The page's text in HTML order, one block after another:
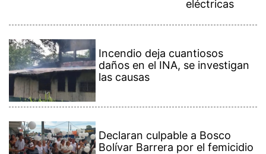
daños en el INA, se investigan
las causas
Bolívar Barrera por el femicidio
de la educadora Doris Franco